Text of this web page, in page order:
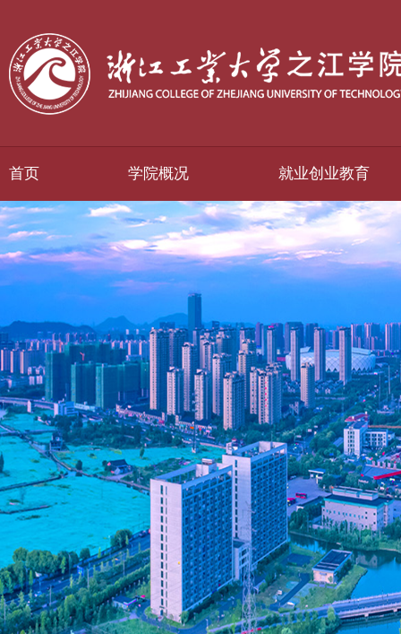
首页 学院概况 就业创业教育